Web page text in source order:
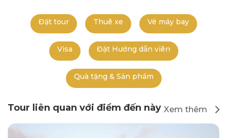
Đặt tour Thuê xe Vé máy bay
Visa Đặt Hướng dẫn viên
Quà tặng & Sản phẩm
Tour liên quan với điểm đến này Xem thêm